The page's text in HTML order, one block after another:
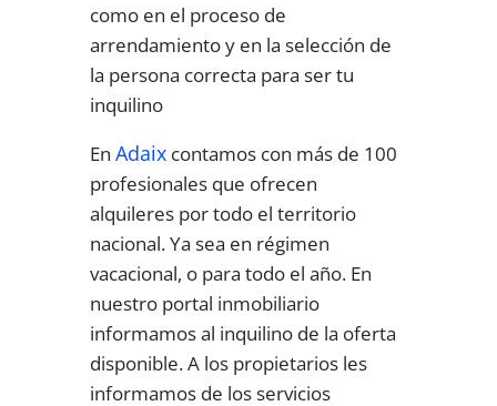
como en el proceso de
arrendamiento y en la selección de
la persona correcta para ser tu
inquilino
En Adaixcontamos con más de 100
profesionales que ofrecen
alquileres por todo el territorio
nacional. Ya sea en régimen
vacacional, o para todo el año. En
nuestro portal inmobiliario
informamos al inquilino de la oferta
disponible. A los propietarios les
informamos de los servicios